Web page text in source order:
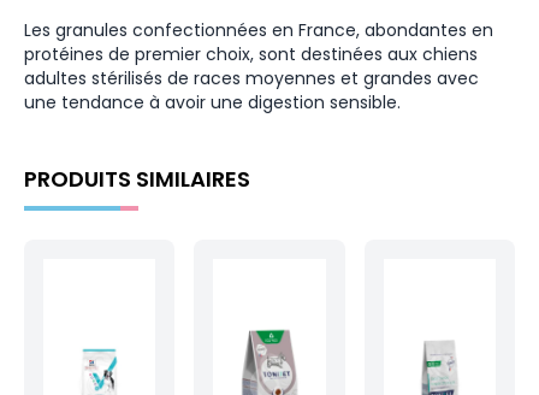
Les granules confectionnées en France, abondantes en
protéines de premier choix, sont destinées aux chiens
adultes stérilisés de races moyennes et grandes avec
une tendance à avoir une digestion sensible.
PRODUITS SIMILAIRES